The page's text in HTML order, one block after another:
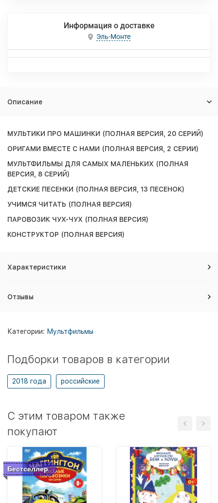
Информация о доставке
Эль-Монте
Описание
МУЛЬТИКИ ПРО МАШИНКИ (ПОЛНАЯ ВЕРСИЯ, 20 СЕРИЙ)
ОРИГАМИ ВМЕСТЕ С НАМИ (ПОЛНАЯ ВЕРСИЯ, 2 СЕРИИ)
МУЛЬТФИЛЬМЫ ДЛЯ САМЫХ МАЛЕНЬКИХ (ПОЛНАЯ
ВЕРСИЯ, 8 СЕРИЙ)
ДЕТСКИЕ ПЕСЕНКИ (ПОЛНАЯ ВЕРСИЯ, 13 ПЕСЕНОК)
УЧИМСЯ ЧИТАТЬ (ПОЛНАЯ ВЕРСИЯ)
ПАРОВОЗИК ЧУХ-ЧУХ (ПОЛНАЯ ВЕРСИЯ)
КОНСТРУКТОР (ПОЛНАЯ ВЕРСИЯ)
Характеристики
Отзывы
Категории: Мультфильмы
Подборки товаров в категории
2018 года российские
C этим товаром также
покупают
Бестселлер